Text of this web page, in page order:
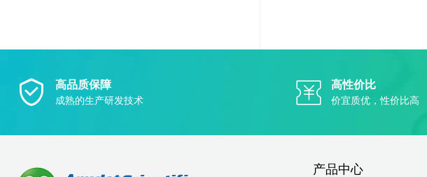
高品质保障
成熟的生产研发技术
高性价比
价宜质优，性价比高
产品中心